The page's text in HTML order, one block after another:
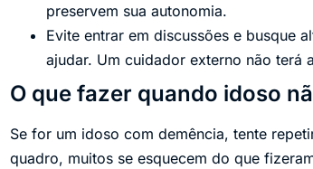
preservem sua autonomia.
Evite entrar em discussões e busque
ajudar. Um cuidador externo não terá
O que fazer quando idoso
Se for um idoso com demência, tente
quadro, muitos se esquecem do que